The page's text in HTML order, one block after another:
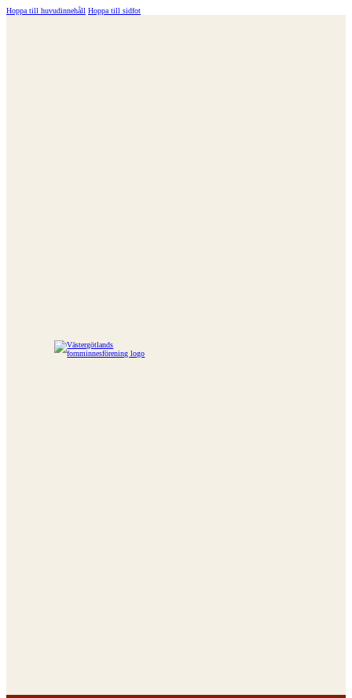
Hoppa till huvudinnehåll Hoppa till sidfot